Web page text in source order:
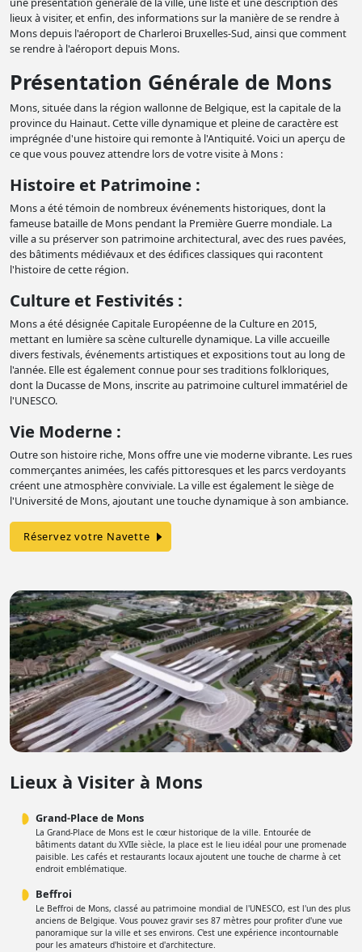
lieux à visiter, et enfin, des informations sur la manière de se rendre à
Mons depuis l'aéroport de Charleroi Bruxelles-Sud, ainsi que comment
se rendre à l'aéroport depuis Mons.
Présentation Générale de Mons
Mons, située dans la région wallonne de Belgique, est la capitale de la
province du Hainaut. Cette ville dynamique et pleine de caractère est
imprégnée d'une histoire qui remonte à l'Antiquité. Voici un aperçu de
ce que vous pouvez attendre lors de votre visite à Mons :
Histoire et Patrimoine :
Mons a été témoin de nombreux événements historiques, dont la
fameuse bataille de Mons pendant la Première Guerre mondiale. La
ville a su préserver son patrimoine architectural, avec des rues pavées,
des bâtiments médiévaux et des édifices classiques qui racontent
l'histoire de cette région.
Culture et Festivités :
Mons a été désignée Capitale Européenne de la Culture en 2015,
mettant en lumière sa scène culturelle dynamique. La ville accueille
divers festivals, événements artistiques et expositions tout au long de
l'année. Elle est également connue pour ses traditions folkloriques,
dont la Ducasse de Mons, inscrite au patrimoine culturel immatériel de
l'UNESCO.
Vie Moderne :
Outre son histoire riche, Mons offre une vie moderne vibrante. Les rues
commerçantes animées, les cafés pittoresques et les parcs verdoyants
créent une atmosphère conviviale. La ville est également le siège de
l'Université de Mons, ajoutant une touche dynamique à son ambiance.
Réservez votre Navette
Lieux à Visiter à Mons
Grand-Place de Mons
La Grand-Place de Mons est le cœur historique de la ville. Entourée de
bâtiments datant du XVIIe siècle, la place est le lieu idéal pour une promenade
paisible. Les cafés et restaurants locaux ajoutent une touche de charme à cet
endroit emblématique.
Beffroi
Le Beffroi de Mons, classé au patrimoine mondial de l'UNESCO, est l'un des plus
anciens de Belgique. Vous pouvez gravir ses 87 mètres pour profiter d'une vue
panoramique sur la ville et ses environs. C'est une expérience incontournable
pour les amateurs d'histoire et d'architecture.